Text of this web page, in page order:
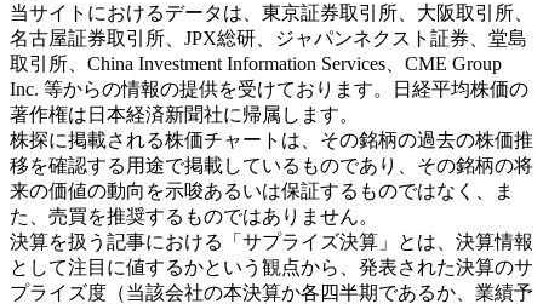
当サイトにおけるデータは、東京証券取引所、大阪取引所、
名古屋証券取引所、JPX総研、ジャパンネクスト証券、堂島
取引所、China Investment Information Services、CME Group
Inc. 等からの情報の提供を受けております。日経平均株価の
著作権は日本経済新聞社に帰属します。
株探に掲載される株価チャートは、その銘柄の過去の株価推
移を確認する用途で掲載しているものであり、その銘柄の将
来の価値の動向を示唆あるいは保証するものではなく、ま
た、売買を推奨するものではありません。
決算を扱う記事における「サプライズ決算」とは、決算情報
として注目に値するかという観点から、発表された決算のサ
プライズ度（当該会社の本決算か各四半期であるか、業績予